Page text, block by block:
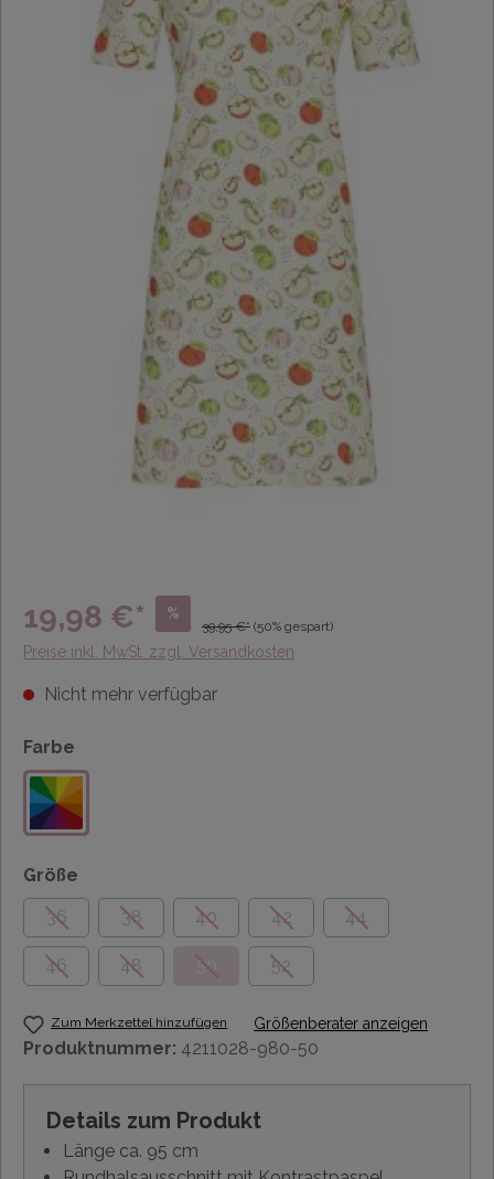
19,98 €* %
39,95 €* (50% gespart)
Preise inkl. MwSt. zzgl. Versandkosten
Nicht mehr verfügbar
Farbe
Größe
36
38 40 42 44
46 48 50 52
Zum Merkzettel hinzufügen Größenberater anzeigen
Produktnummer: 4211028-980-50
Details zum Produkt
Länge ca. 95 cm